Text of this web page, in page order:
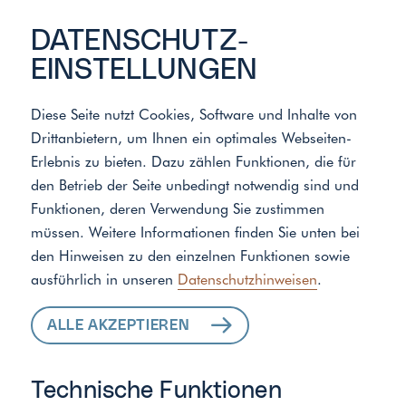
DATENSCHUTZ­
EINSTELLUNGEN
Diese Seite nutzt Cookies, Software und Inhalte von
Drittanbietern, um Ihnen ein optimales Webseiten-
Erlebnis zu bieten. Dazu zählen Funktionen, die für
den Betrieb der Seite unbedingt notwendig sind und
Funktionen, deren Verwendung Sie zustimmen
müssen. Weitere Informationen finden Sie unten bei
den Hinweisen zu den einzelnen Funktionen sowie
ausführlich in unseren Datenschutzhinweisen.
ALLE AKZEPTIEREN
Technische Funktionen
Meister der Elemente
ALLE LEISTUNGEN
FÜR IHR ZUHAUSE